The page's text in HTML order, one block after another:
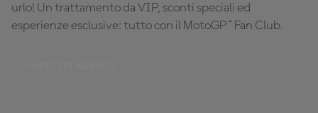
urlo! Un trattamento da VIP, sconti speciali ed
esperienze esclusive: tutto con il MotoGP™ Fan Club.